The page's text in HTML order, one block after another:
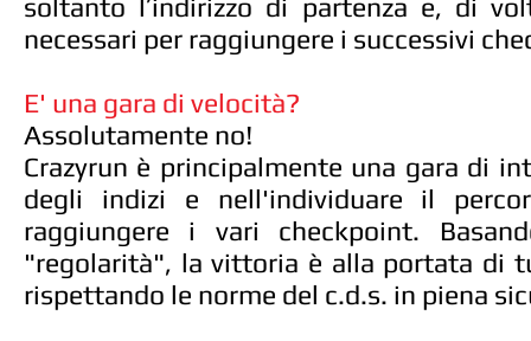
soltanto l’indirizzo di partenza e, di
necessari per raggiungere i successivi
E' una gara di velocità?
Assolutamente no!
Crazyrun è principalmente una gara di
degli indizi e nell'individuare il
raggiungere i vari checkpoint.
"regolarità", la vittoria è alla portata di
rispettando le norme del c.d.s. in piena